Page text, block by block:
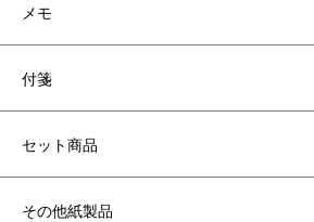
メモ
付箋
セット商品
その他紙製品